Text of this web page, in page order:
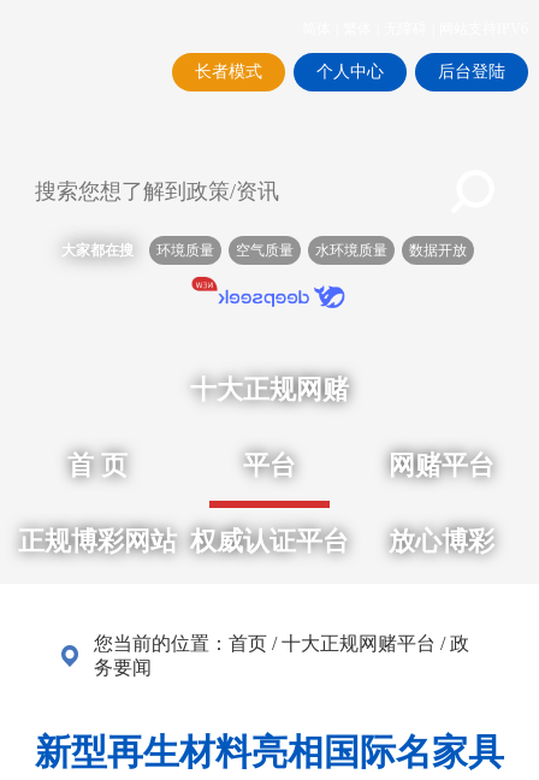
长者模式 个人中心 后台登陆
大家都在搜 环境质量 空气质量 水环境质量 数据开放
首 页
十大正规网赌
平台 网赌平台
正规博彩网站 权威认证平台 放心博彩
您当前的位置：首页 /十大正规网赌平台 /政
务要闻
新型再生材料亮相国际名家具